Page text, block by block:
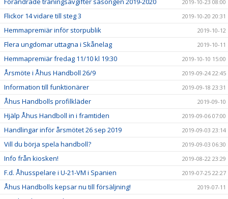
2019-10-23 08:00
Flickor 14 vidare till steg 3 2019-10-20 20:31
Hemmapremiär inför storpublik 2019-10-12
Flera ungdomar uttagna i Skånelag 2019-10-11
Hemmapremiär fredag 11/10 kl 19:30 2019-10-10 15:00
Årsmöte i Åhus Handboll 26/9 2019-09-24 22:45
Information till funktionärer 2019-09-18 23:31
Åhus Handbolls profilkläder 2019-09-10
Hjälp Åhus Handboll in i framtiden 2019-09-06 07:00
Handlingar inför årsmötet 26 sep 2019 2019-09-03 23:14
Vill du börja spela handboll? 2019-09-03 06:30
Info från kiosken! 2019-08-22 23:29
F.d. Åhusspelare i U-21-VM i Spanien 2019-07-25 22:27
Åhus Handbolls kepsar nu till försäljning! 2019-07-11